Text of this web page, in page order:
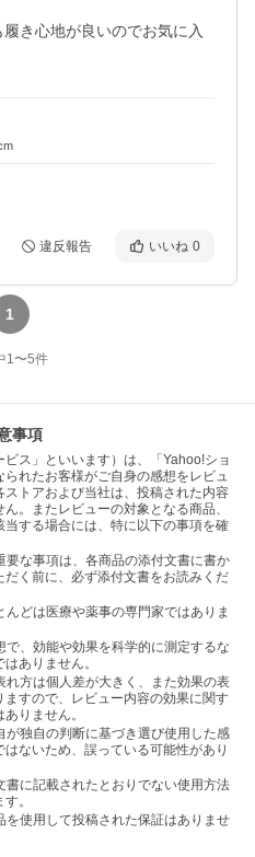
き心地が良いのでお気に入
違反報告 いいね 0
1
1〜5件
事項
ビス」といいます）は、「Yahoo!ショ
れたお客様がご自身の感想をレビュ
トアおよび当社は、投稿された内容
。またレビューの対象となる商品、
する場合には、特に以下の事項を確
な事項は、各商品の添付文書に書か
く前に、必ず添付文書をお読みくだ
どは医療や薬事の専門家ではありま
、効能や効果を科学的に測定するな
ありません。
方は個人差が大きく、また効果の表
すので、レビュー内容の効果に関す
りません。
独自の判断に基づき選び使用した感
ないため、誤っている可能性があり
に記載されたとおりでない使用方法
。
使用して投稿された保証はありませ